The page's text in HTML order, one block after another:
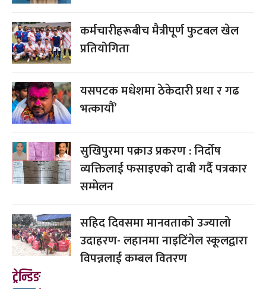
कर्मचारीहरूबीच मैत्रीपूर्ण फुटबल खेल
प्रतियोगिता
यसपटक मधेशमा ठेकेदारी प्रथा र गढ
भत्कायौं’
सुखिपुरमा पक्राउ प्रकरण : निर्दोष
व्यक्तिलाई फसाइएको दाबी गर्दै पत्रकार
सम्मेलन
सहिद दिवसमा मानवताको उज्यालो
उदाहरण- लहानमा नाइटिंगेल स्कूलद्वारा
विपन्नलाई कम्बल वितरण
ट्रेन्डिङ